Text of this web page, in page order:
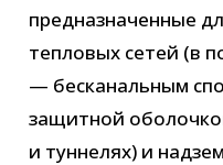
предназначенные
тепловых сетей (в
— бесканальным
защитной
и туннелях) и